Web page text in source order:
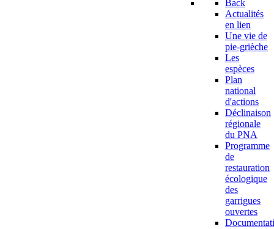
Back
Actualités
en lien
Une vie de
pie-grièche
Les
espèces
Plan
national
d'actions
Déclinaison
régionale
du PNA
Programme
de
restauration
écologique
des
garrigues
ouvertes